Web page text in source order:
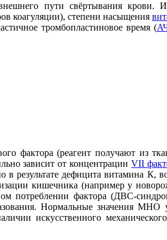
пути свёртывания крови.
коагуляции), степени насыщения
тромбопластиновое время (
фактора (реагент получают из
зависит от концентрацииVII
результате дефицита витамина К,
кишечника (например у
потреблении фактора (ДВС-
Нормальные значения МНО
искусственного